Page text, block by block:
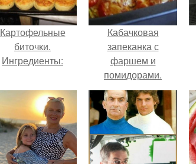
Картофельные
биточки.
Ингредиенты:
Кабачковая
запеканка с
фаршем и
помидорами.